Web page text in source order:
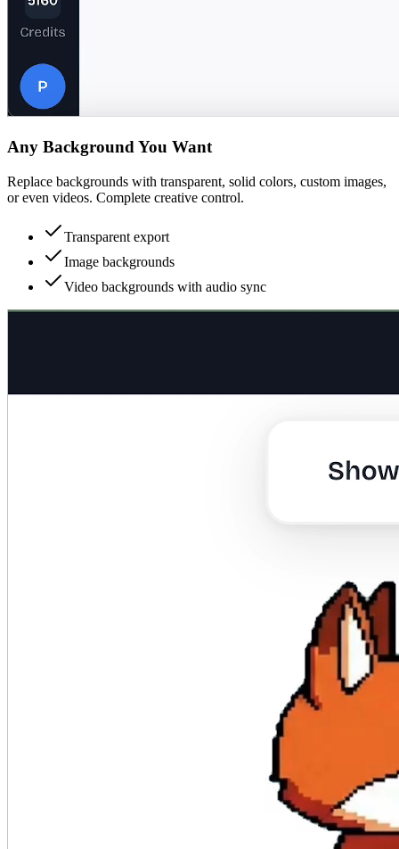
Any Background You Want
Replace backgrounds with transparent, solid colors, custom images,
or even videos. Complete creative control.
Transparent export
Image backgrounds
Video backgrounds with audio sync